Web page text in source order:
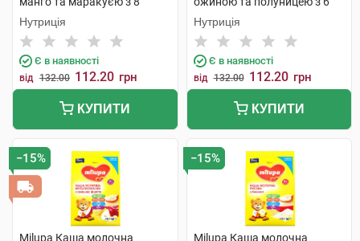
місяців 210 г 1 пакет
Нутриція
Є в наявності
від 132.00 112.20 грн
КУПИТИ
місяців 210 г 1 пакет
Нутриція
Є в наявності
від 132.00 112.20 грн
КУПИТИ
−15%
Milupa Каша молочна
−15%
Milupa Каша молочна